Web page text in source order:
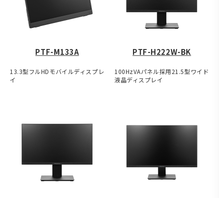
PTF-M133A
13.3型フルHDモバイルディスプレ
イ
PTF-H222W-BK
100HzVAパネル採用21.5型ワイド
液晶ディスプレイ